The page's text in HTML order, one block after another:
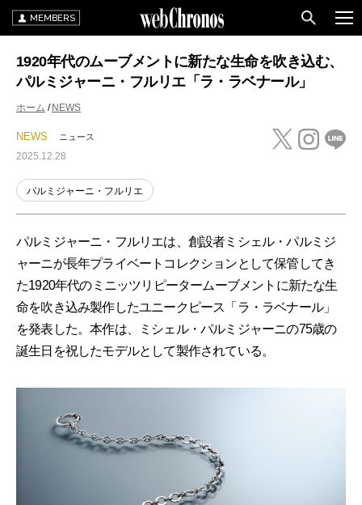
MEMBERS
1920年代のムーブメントに新たな生命を吹き込む、
パルミジャーニ・フルリエ「ラ・ラベナール」
ホーム NEWS
NEWS ニュース
2025.12.28
パルミジャーニ・フルリエ
パルミジャーニ・フルリエは、創設者ミシェル・パルミジ
ャーニが長年プライベートコレクションとして保管してき
た1920年代のミニッツリピータームーブメントに新たな生
命を吹き込み製作したユニークピース「ラ・ラベナール」
を発表した。本作は、ミシェル・パルミジャーニの75歳の
誕生日を祝したモデルとして製作されている。